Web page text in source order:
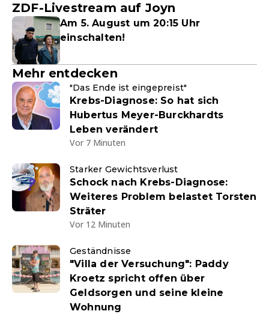
ZDF-Livestream auf Joyn
Am 5. August um 20:15 Uhr
einschalten!
Mehr entdecken
"Das Ende ist eingepreist"
Krebs-Diagnose: So hat sich
Hubertus Meyer-Burckhardts
Leben verändert
Vor 7 Minuten
Starker Gewichtsverlust
Schock nach Krebs-Diagnose:
Weiteres Problem belastet Torsten
Sträter
Vor 12 Minuten
Geständnisse
"Villa der Versuchung": Paddy
Kroetz spricht offen über
Geldsorgen und seine kleine
Wohnung